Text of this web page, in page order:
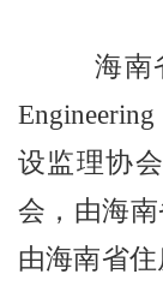
海南
设监理协
会，由海
由海南省